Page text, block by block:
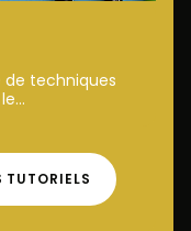
de techniques
TUTORIELS